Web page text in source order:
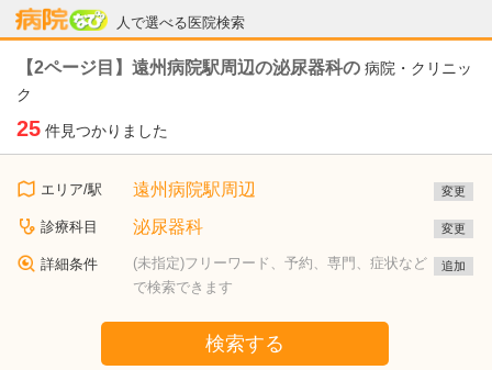
人で選べる医院検索
病院なび
【2ページ目】遠州病院駅周辺の泌尿器科の 病院・クリニッ
ク
25 件見つかりました
エリア/駅 遠州病院駅周辺 変更
診療科目 泌尿器科 変更
詳細条件
(未指定)フリーワード、予約、専門、症状など
で検索できます
追加
検索する